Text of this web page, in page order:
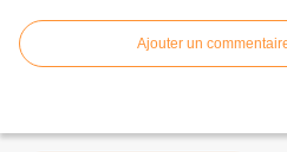
Ajouter un